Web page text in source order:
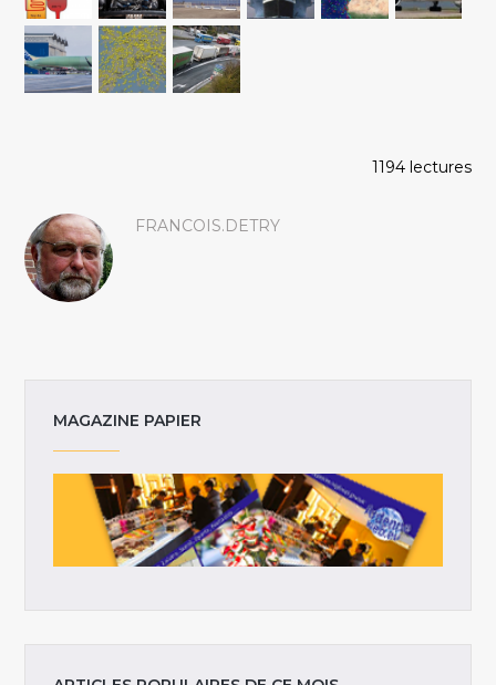
1194 lectures
FRANCOIS.DETRY
MAGAZINE PAPIER